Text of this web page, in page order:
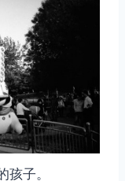
子。